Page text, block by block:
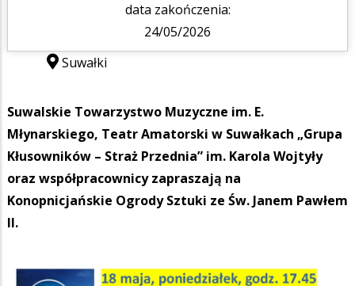
data zakończenia:
24/05/2026
Suwałki
Suwalskie Towarzystwo Muzyczne im. E.
Młynarskiego, Teatr Amatorski w Suwałkach „Grupa
Kłusowników – Straż Przednia” im. Karola Wojtyły
oraz współpracownicy zapraszają na
Konopnicjańskie Ogrody Sztuki ze Św. Janem Pawłem
II.